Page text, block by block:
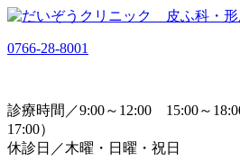
0766-28-8001
診療時間／9:00～12:00 15:00～
17:00）
休診日／木曜・日曜・祝日